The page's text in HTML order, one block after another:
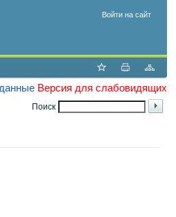
Войти на сайт
Версия для слабовидящих
Поиск